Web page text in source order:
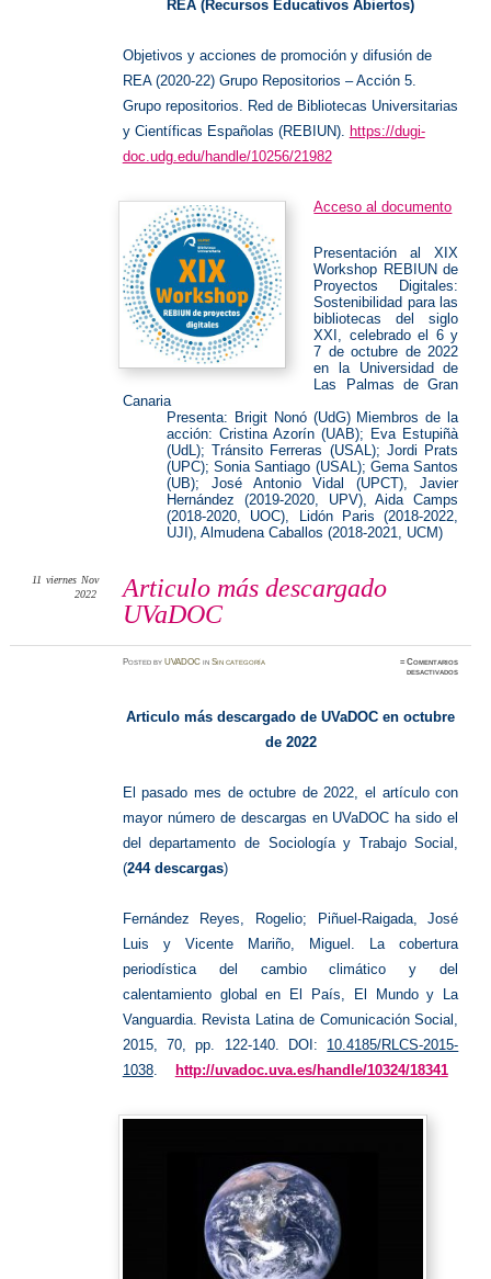
REA (Recursos Educativos Abiertos)
Objetivos y acciones de promoción y difusión de
REA (2020-22) Grupo Repositorios – Acción 5.
Grupo repositorios. Red de Bibliotecas Universitarias
y Científicas Españolas (REBIUN).
https://dugi-
doc.udg.edu/handle/10256/21982
Acceso al documento
Presentación al XIX
Workshop REBIUN de
Proyectos Digitales:
Sostenibilidad para las
bibliotecas del siglo
XXI, celebrado el 6 y
7 de octubre de 2022
en la Universidad de
Las Palmas de Gran
Canaria
Presenta: Brigit Nonó (UdG) Miembros de la
acción: Cristina Azorín (UAB); Eva Estupiñà
(UdL); Tránsito Ferreras (USAL); Jordi Prats
(UPC); Sonia Santiago (USAL); Gema Santos
(UB); José Antonio Vidal (UPCT), Javier
Hernández (2019-2020, UPV), Aida Camps
(2018-2020, UOC), Lidón Paris (2018-2022,
UJI), Almudena Caballos (2018-2021, UCM)
Articulo más descargado
UVaDOC
11 viernes Nov
2022
PostedbyUVADOC inSin categoría ≈Comentarios
desactivadosen
Articulo más descargado de UVaDOC en octubre
de 2022
El pasado mes de octubre de 2022, el artículo con
mayor número de descargas en UVaDOC ha sido el
del departamento de Sociología y Trabajo Social,
(244 descargas)
Fernández Reyes, Rogelio; Piñuel-Raigada, José
Luis y Vicente Mariño, Miguel. La cobertura
periodística del cambio climático y del
calentamiento global en El País, El Mundo y La
Vanguardia. Revista Latina de Comunicación Social,
2015, 70, pp. 122-140. DOI: 10.4185/RLCS-2015-
1038. http://uvadoc.uva.es/handle/10324/18341